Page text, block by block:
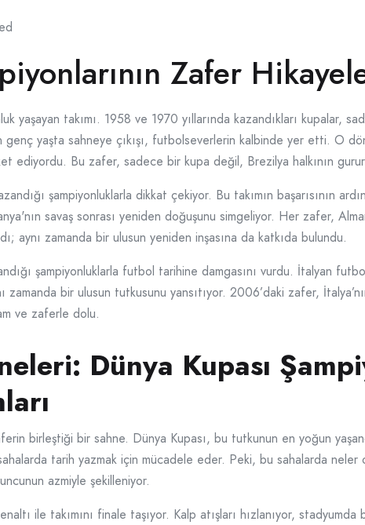
Zafer
yaşayan takımı. 1958 ve 1970 yıllarında kazandıkları kupalar,
genç yaşta sahneye çıkışı, futbolseverlerin kalbinde yer etti. O
ediyordu. Bu zafer, sadece bir kupa değil, Brezilya halkının
şampiyonluklarla dikkat çekiyor. Bu takımın başarısının
savaş sonrası yeniden doğuşunu simgeliyor. Her zafer,
aynı zamanda bir ulusun yeniden inşasına da katkıda bulundu.
şampiyonluklarla futbol tarihine damgasını vurdu. İtalyan
zamanda bir ulusun tutkusunu yansıtıyor. 2006’daki zafer,
ve zaferle dolu.
Dünya Kupası
birleştiği bir sahne. Dünya Kupası, bu tutkunun en yoğun
tarih yazmak için mücadele eder. Peki, bu sahalarda neler
azmiyle şekilleniyor.
ile takımını finale taşıyor. Kalp atışları hızlanıyor,